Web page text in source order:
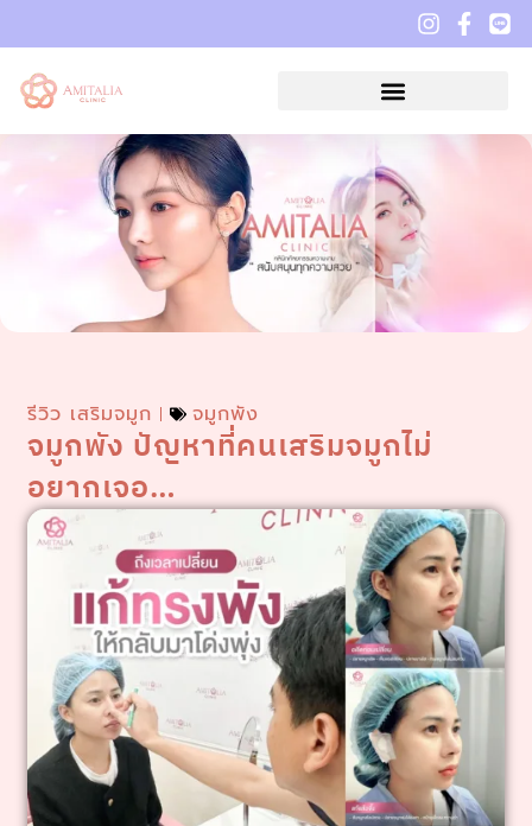
รีวิว เสริมจมูก จมูกพัง
จมูกพัง ปัญหาที่คนเสริมจมูกไม่
อยากเจอ…